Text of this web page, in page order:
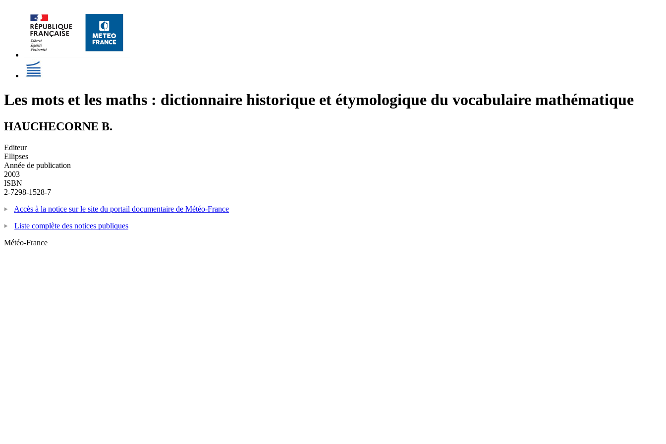
Les mots et les maths : dictionnaire historique et étymologique du vocabulaire mathématique
HAUCHECORNE B.
Editeur
Ellipses
Année de publication
2003
ISBN
2-7298-1528-7
Accès à la notice sur le site du portail documentaire de Météo-France
Liste complète des notices publiques
Météo-France